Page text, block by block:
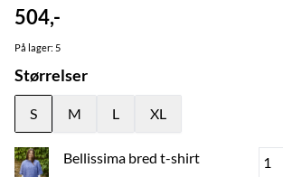
504,-
På lager: 5
Størrelser
S M L XL
Bellissima bred t-shirt